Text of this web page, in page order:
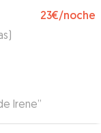
con Beatriz y
conocida
al 100% a
dejar a vuestros
23€/noche
)
Irene”